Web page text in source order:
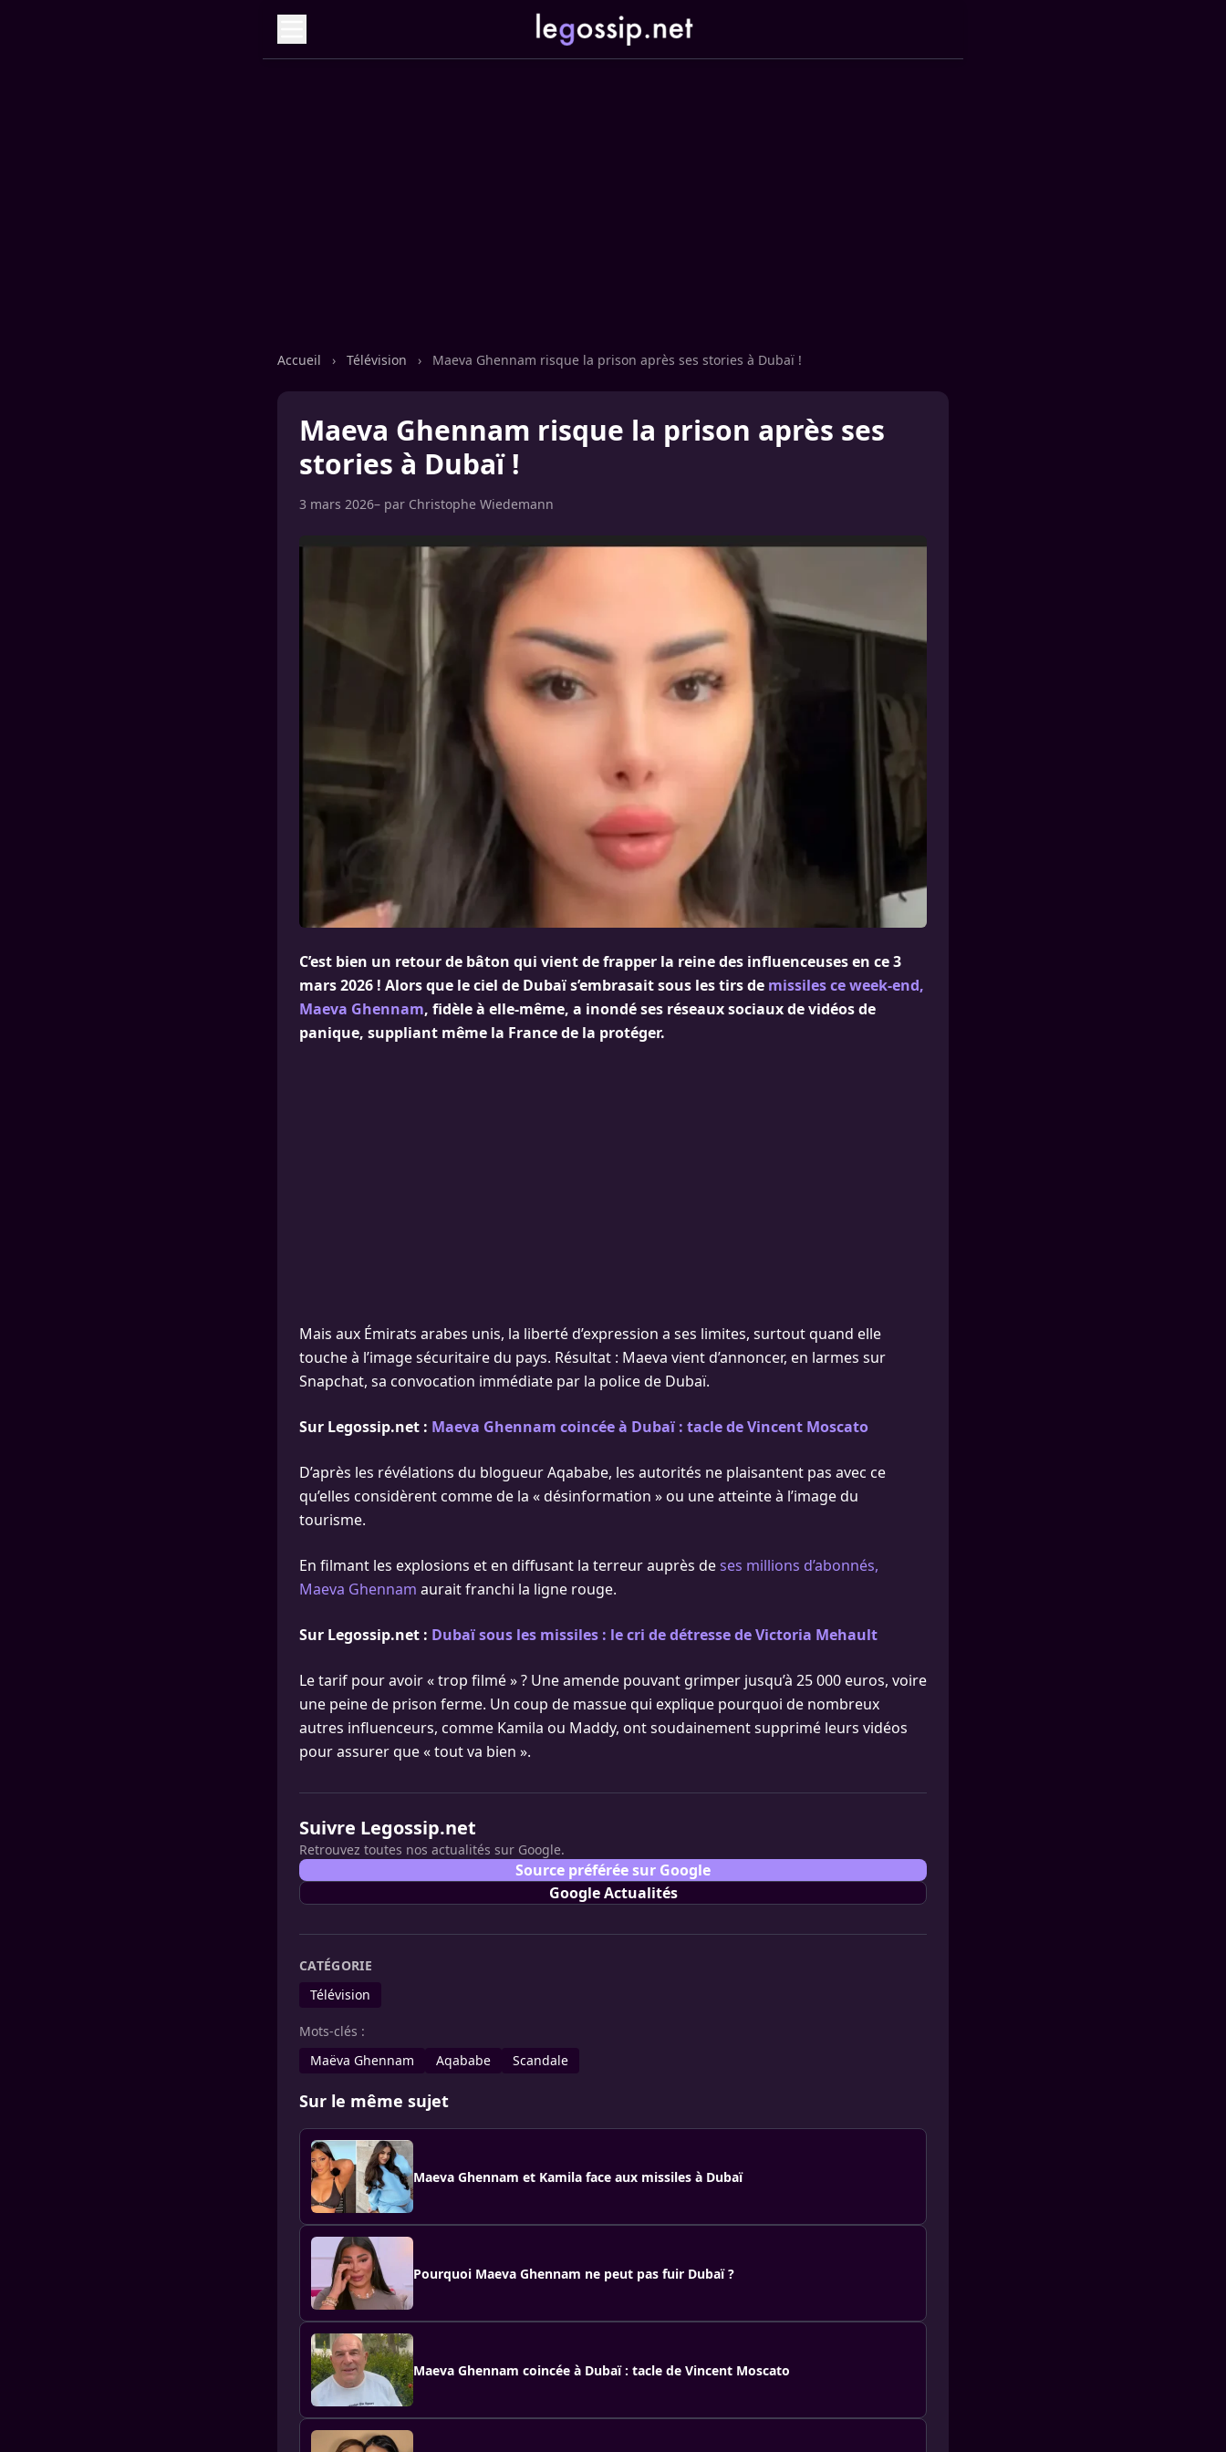
Accueil › Télévision › Maeva Ghennam risque la prison après ses stories à Dubaï !
Maeva Ghennam risque la prison après ses
stories à Dubaï !
3 mars 2026– par Christophe Wiedemann
C’est bien un retour de bâton qui vient de frapper la reine des influenceuses en ce 3
mars 2026 ! Alors que le ciel de Dubaï s’embrasait sous les tirs de missiles ce week-end,
Maeva Ghennam, fidèle à elle-même, a inondé ses réseaux sociaux de vidéos de
panique, suppliant même la France de la protéger.
Mais aux Émirats arabes unis, la liberté d’expression a ses limites, surtout quand elle
touche à l’image sécuritaire du pays. Résultat : Maeva vient d’annoncer, en larmes sur
Snapchat, sa convocation immédiate par la police de Dubaï.
Sur Legossip.net : Maeva Ghennam coincée à Dubaï : tacle de Vincent Moscato
D’après les révélations du blogueur Aqababe, les autorités ne plaisantent pas avec ce
qu’elles considèrent comme de la « désinformation » ou une atteinte à l’image du
tourisme.
En filmant les explosions et en diffusant la terreur auprès deses millions d’abonnés,
Maeva Ghennam aurait franchi la ligne rouge.
Sur Legossip.net : Dubaï sous les missiles : le cri de détresse de Victoria Mehault
Le tarif pour avoir « trop filmé » ? Une amende pouvant grimper jusqu’à 25 000 euros, voire
une peine de prison ferme. Un coup de massue qui explique pourquoi de nombreux
autres influenceurs, comme Kamila ou Maddy, ont soudainement supprimé leurs vidéos
pour assurer que « tout va bien ».
Suivre Legossip.net
Retrouvez toutes nos actualités sur Google.
Source préférée sur Google
Google Actualités
CATÉGORIE
Télévision
Mots-clés :
Maëva Ghennam
Aqababe Scandale
Sur le même sujet
Maeva Ghennam et Kamila face aux missiles à Dubaï
Pourquoi Maeva Ghennam ne peut pas fuir Dubaï ?
Maeva Ghennam coincée à Dubaï : tacle de Vincent Moscato